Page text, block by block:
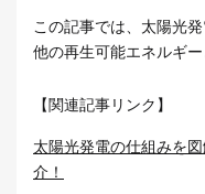
この記事では、太陽光
他の再生可能エネルギ
【関連記事リンク】
太陽光発電の仕組みを
介！